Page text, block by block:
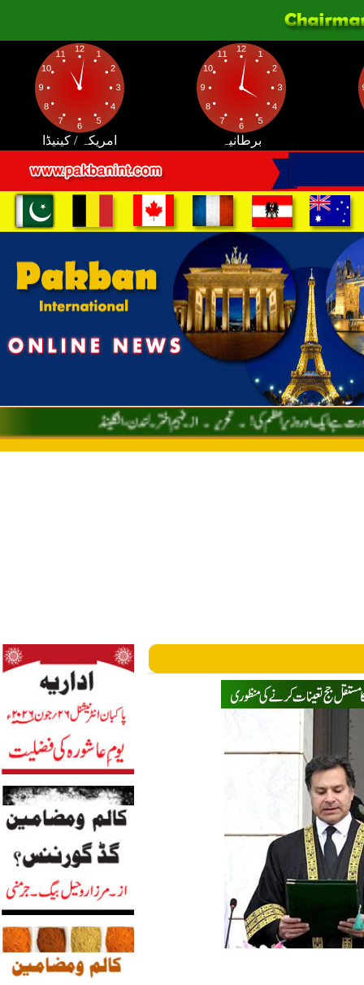
امریکہ / کینیڈا برطانیہ